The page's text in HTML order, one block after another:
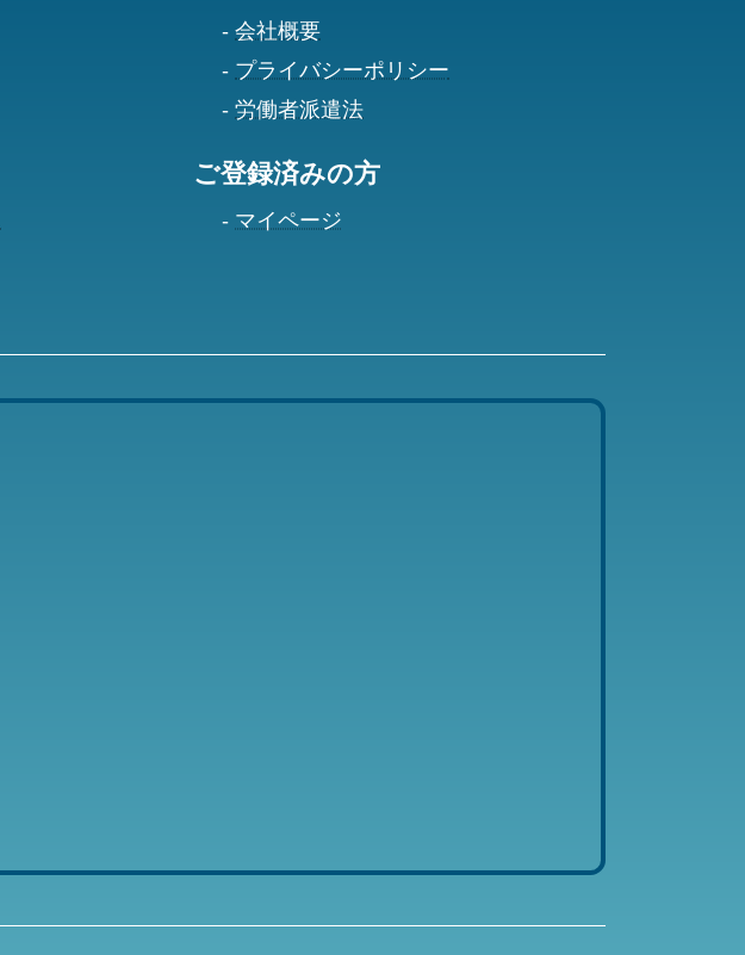
会社概要
プライバシーポリシー
労働者派遣法
ご登録済みの方
マイページ